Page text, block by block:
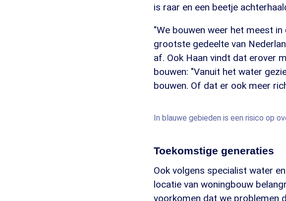
is raar en een beetje
"We bouwen weer het meest
grootste gedeelte van
af. Ook Haan vindt dat erover
bouwen: "Vanuit het water
bouwen. Of dat er ook meer
In blauwe gebieden is een risico op
Toekomstige generaties
Ook volgens specialist water
locatie van woningbouw
voorkomen dat we problemen